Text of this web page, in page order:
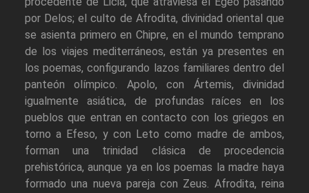
por Delos; el culto de Afrodita, divinidad oriental que
se asienta primero en Chipre, en el mundo temprano
de los viajes mediterráneos, están ya presentes en
los poemas, configurando lazos familiares dentro del
panteón olímpico. Apolo, con Ártemis, divinidad
igualmente asiática, de profundas raíces en los
pueblos que entran en contacto con los griegos en
torno a Efeso, y con Leto como madre de ambos,
forman una trinidad clásica de procedencia
prehistórica, aunque ya en los poemas la madre haya
formado una nueva pareja con Zeus. Afrodita, reina